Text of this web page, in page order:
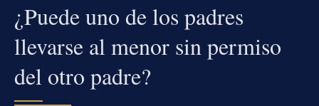
¿Puede uno de los padres
llevarse al menor sin permiso
del otro padre?